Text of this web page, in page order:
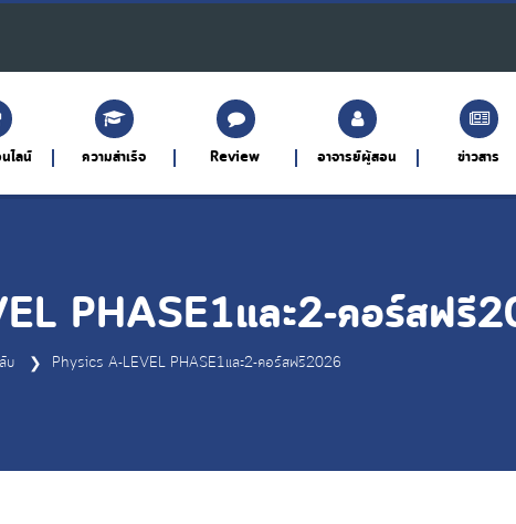
ไลน์ ความสำเร็จ Review อาจารย์ผู้สอน ข่าวสาร
PHASE1และ2-คอร์สฟรี
บ Physics A-LEVEL PHASE1และ2-คอร์สฟรี2026